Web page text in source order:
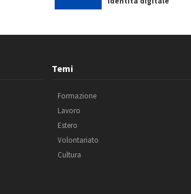
Temi
Formazione
Lavoro
Estero
Volontariato
Cultura